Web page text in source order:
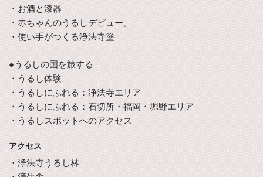
・お酒と漆器
・赤ちゃんのうるしデビュー。
・使い手がつくる浄法寺塗
●うるしの国を旅する
・うるし体験
・うるしにふれる：浄法寺エリア
・うるしにふれる：石切所・福岡・堀野エリア
・うるしスポットへのアクセス
アクセス
・浄法寺うるし林